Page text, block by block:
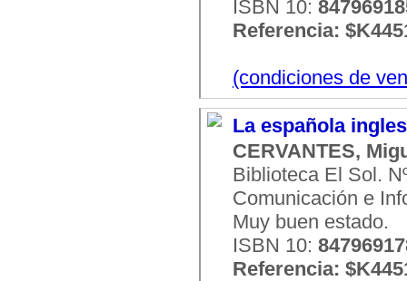
ISBN 10:
Referencia:
(condiciones de
La española
CERVANTES,
Biblioteca El Sol.
Comunicación e
Muy buen estado.
ISBN 10:
Referencia: